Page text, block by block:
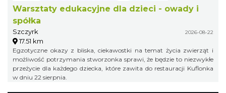
Warsztaty edukacyjne dla dzieci - owady i
spółka
Szczyrk 2026-08-22
17.51 km
Egzotyczne okazy z bliska, ciekawostki na temat życia zwierząt i
możliwość potrzymania stworzonka sprawi, że będzie to niezwykłe
przeżycie dla każdego dziecka, które zawita do restauracji Kuflonka
w dniu 22 sierpnia.